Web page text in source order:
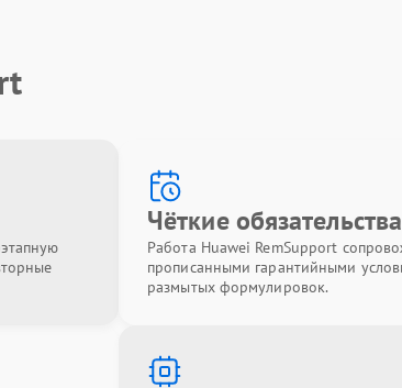
Чёткие обязательства
Работа Huawei RemSupport
прописанными гарантийными
размытых формулировок.